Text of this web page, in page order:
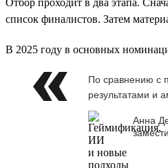
список финалистов. Затем
В 2025 году в основных
По сравнению с
результатами и
Анна